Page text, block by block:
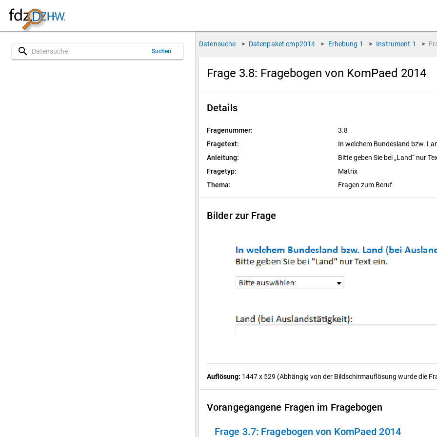
search Suchen
Datensuche > Datenpaket cmp2014 > Erhebung 1 > Instrument 1 >
Frage 3.8: Fragebogen von KomPaed 2014
Details
Fragenummer:
3.8
Fragetext:
In welchem Bundesland bzw.
Anleitung:
Bitte geben Sie bei „Land“ nur
Fragetyp:
Matrix
Thema:
Fragen zum Beruf
Bilder zur Frage
Auflösung: 1447 x 529 (Abhängig von der Bildschirmauflösung wurde die
Vorangegangene Fragen im Fragebogen
Frage 3.7: Fragebogen von KomPaed 2014